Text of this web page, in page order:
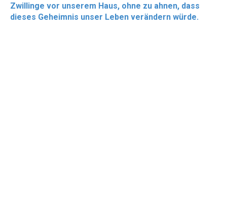
Zwillinge vor unserem Haus, ohne zu ahnen, dass
dieses Geheimnis unser Leben verändern würde.